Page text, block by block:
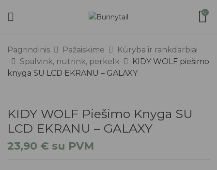
0
Pagrindinis Pažaiskime
Kūryba ir rankdarbiai
Spalvink, nutrink, perkelk
KIDY WOLF piešimo
knyga SU LCD EKRANU – GALAXY
KIDY WOLF Piešimo Knyga SU
LCD EKRANU – GALAXY
23,90 € su PVM